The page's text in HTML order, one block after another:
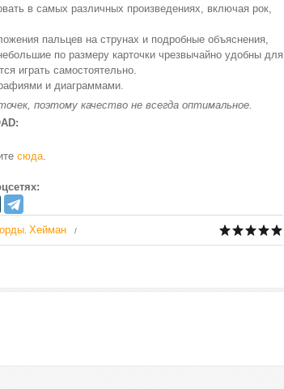
в самых различных произведениях, включая рок,
пальцев на струнах и подробные объяснения,
по размеру карточки чрезвычайно удобны для
играть самостоятельно.
и диаграммами.
поэтому качество не всегда оптимальное.
сюда.
Хейман